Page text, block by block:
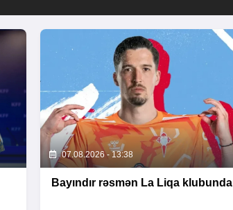
07.08.2026 - 13:38
Bayındır rəsmən La Liqa klubunda